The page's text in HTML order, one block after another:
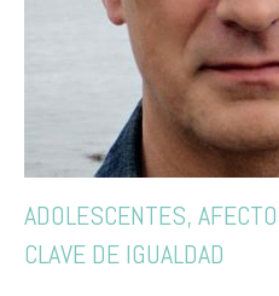
ADOLESCENTES,
CLAVE DE IGUALDAD